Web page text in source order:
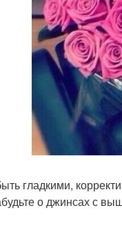
гладкими,
о джинсах с